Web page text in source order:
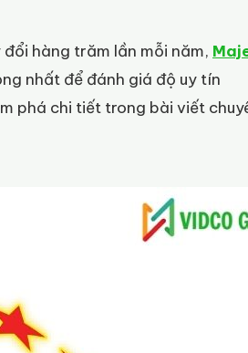
hàng trăm lần mỗi năm,
nhất để đánh giá độ uy tín
phá chi tiết trong bài viết